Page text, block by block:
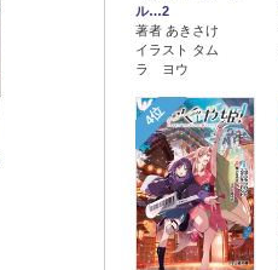
ル…2
著者 あきさけ
イラスト タム
ラ ヨウ
4位